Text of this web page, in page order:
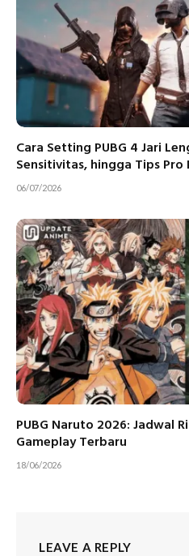
Cara Setting PUBG 4 Jari
Sensitivitas, hingga Tips Pro
06/07/2026
PUBG Naruto 2026: Jadwal
Gameplay Terbaru
18/06/2026
LEAVE A REPLY